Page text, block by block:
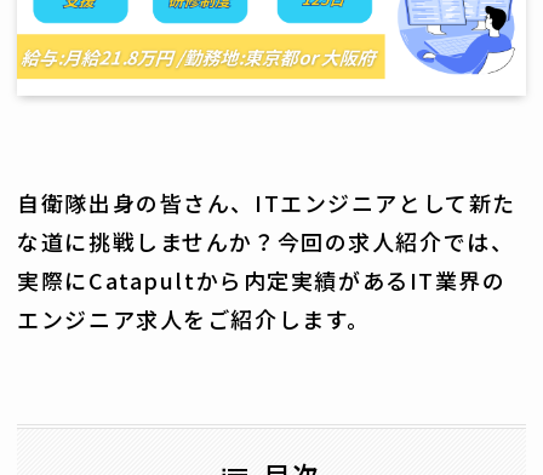
自衛隊出身の皆さん、ITエンジニアとして新た
な道に挑戦しませんか？今回の求人紹介では、
実際にCatapultから内定実績があるIT業界の
エンジニア求人をご紹介します。